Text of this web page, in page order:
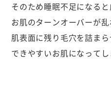
そのため睡眠不足になると
お肌のターンオーバーが
肌表面に残り毛穴を詰ま
できやすいお肌になってし